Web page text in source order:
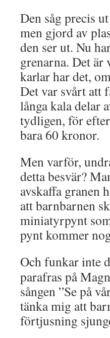
Den såg precis
men gjord av
den ser ut. Nu
grenarna. Det
karlar har det,
Det var svårt att
långa kala delar
tydligen, för
bara 60 kronor.
Men varför,
detta besvär?
avskaffa granen
att barnbarnen
miniatyrpynt
pynt kommer
Och funkar inte
parafras på
sången ”Se på
tänka mig att
förtjusning